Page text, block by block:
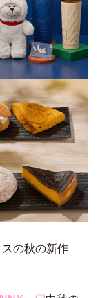
の秋の新作